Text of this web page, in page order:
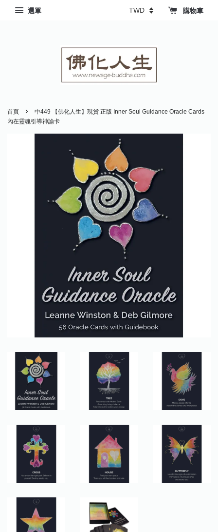
選單 購物車
首頁 ›
中449 【佛化人生】現貨 正版 Inner Soul Guidance Oracle Cards
內在靈魂引導神諭卡